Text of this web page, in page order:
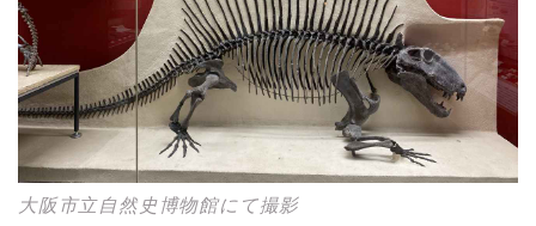
大阪市立自然史博物館にて撮影